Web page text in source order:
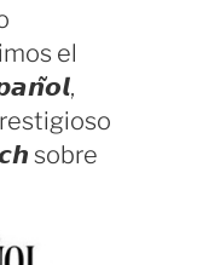
el
sobre